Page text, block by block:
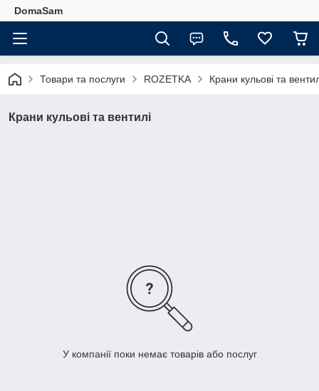
DomaSam
Товари та послуги ROZETKA Крани кульові та
Крани кульові та вентилі
У компанії поки немає товарів або послуг